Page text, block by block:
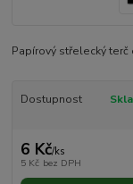
Papírový střelecký terč
Dostupnost
6 Kč/ks
5 Kč bez DPH